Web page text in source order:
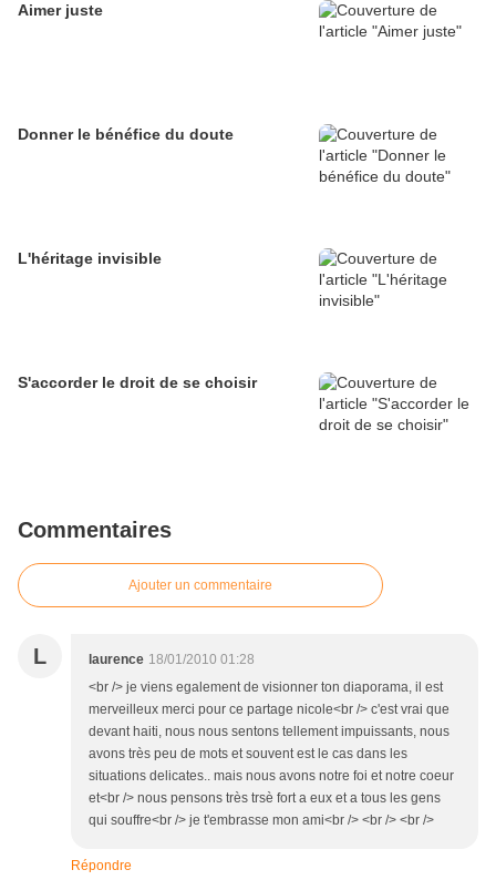
Aimer juste
Donner le bénéfice du doute
L'héritage invisible
S'accorder le droit de se choisir
Commentaires
Ajouter un commentaire
L laurence 18/01/2010 01:28
<br /> je viens egalement de visionner ton diaporama, il est
merveilleux merci pour ce partage nicole<br /> c'est vrai que
devant haiti, nous nous sentons tellement impuissants, nous
avons très peu de mots et souvent est le cas dans les
situations delicates.. mais nous avons notre foi et notre coeur
et<br /> nous pensons très trsè fort a eux et a tous les gens
qui souffre<br /> je t'embrasse mon ami<br /> <br /> <br />
Répondre